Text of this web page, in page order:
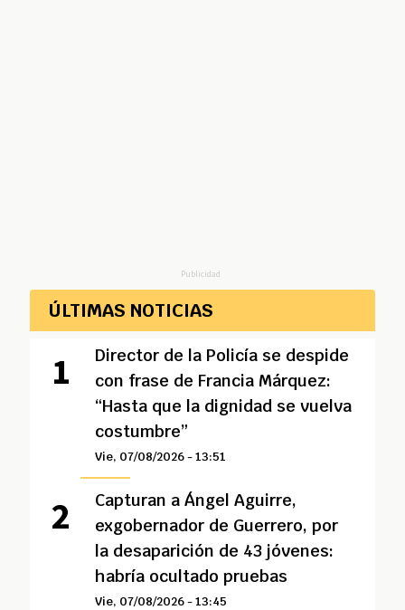
Publicidad
ÚLTIMAS NOTICIAS
Director de la Policía se despide
con frase de Francia Márquez:
“Hasta que la dignidad se vuelva
costumbre”
Vie, 07/08/2026 - 13:51
Capturan a Ángel Aguirre,
exgobernador de Guerrero, por
la desaparición de 43 jóvenes:
habría ocultado pruebas
Vie, 07/08/2026 - 13:45